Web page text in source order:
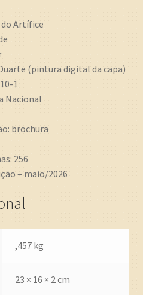
Artífice
(pintura digital da capa)
1
Nacional
brochura
256
– maio/2026
,457 kg
23 × 16 × 2 cm